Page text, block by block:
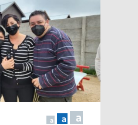
a a a